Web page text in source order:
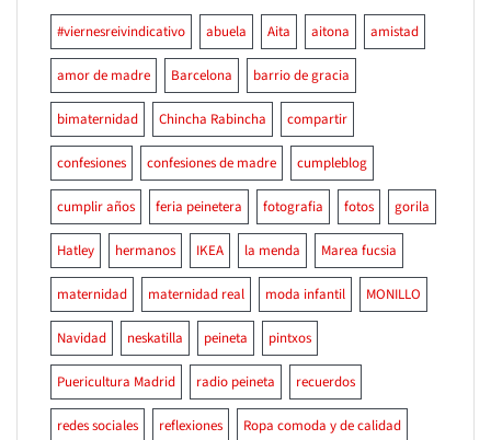
#viernesreivindicativo abuela Aita aitona amistad
amor de madre Barcelona barrio de gracia
bimaternidad Chincha Rabincha compartir
confesiones confesiones de madre cumpleblog
cumplir años feria peinetera fotografia fotos gorila
Hatley hermanos IKEA la menda Marea fucsia
maternidad maternidad real moda infantil MONILLO
Navidad neskatilla peineta pintxos
Puericultura Madrid radio peineta recuerdos
redes sociales reflexiones Ropa comoda y de calidad